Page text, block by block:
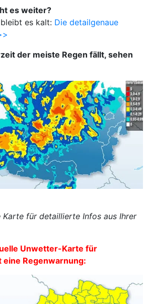
es weiter?
es kalt: Die detailgenaue
der meiste Regen fällt, sehen
Karte für detaillierte Infos aus Ihrer
Unwetter-Karte für
Regenwarnung: